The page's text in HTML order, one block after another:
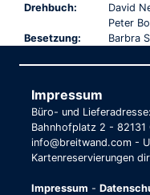
Drehbuch:
David
Peter
Besetzung:
Barbra
Impressum
Büro- und
Bahnhofplatz 2 -
info@breitwand.com -
Kartenreservierungen
Impressum -